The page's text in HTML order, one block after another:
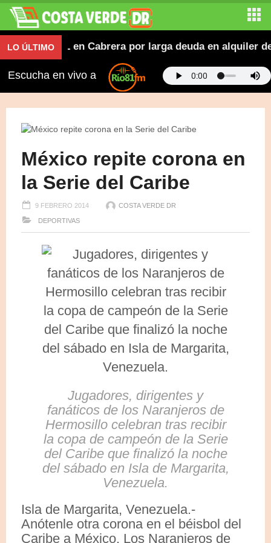
LO ÚLTIMOCAL en Cabrera por larga deuda en alquiler del
Escucha en vivo a
México repite corona en
la Serie del Caribe
9 FEBRERO 2014 COSTA VERDE DR
DEPORTIVAS
Jugadores, dirigentes y
fanáticos de los Naranjeros de
Hermosillo celebran tras recibir
la copa de campeón de la Serie
del Caribe que finalizó la noche
del sábado en Isla de Margarita,
Venezuela.
Isla de Margarita, Venezuela.-
Anótenle otra corona en el béisbol del
Caribe a México. Los Naranjeros de